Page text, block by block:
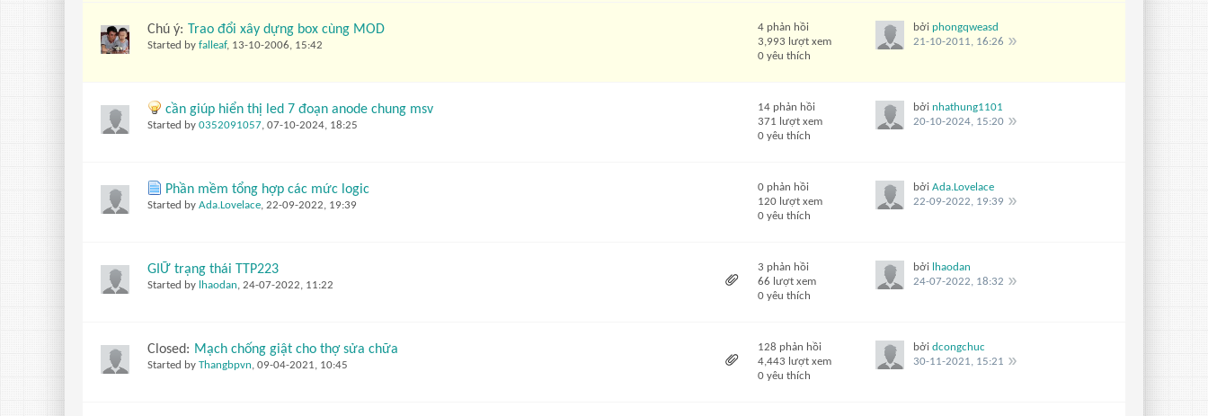
Chú ý: Trao đổi xây dựng box cùng MOD
Started by falleaf, 13-10-2006, 15:42
4 phản hồi
3,993 lượt xem
0 yêu thích
bởi phongqweasd
21-10-2011, 16:26
cần giúp hiển thị led 7 đoạn anode chung msv
Started by 0352091057, 07-10-2024, 18:25
14 phản hồi
371 lượt xem
0 yêu thích
bởi nhathung1101
20-10-2024, 15:20
Phần mềm tổng hợp các mức logic
Started by Ada.Lovelace, 22-09-2022, 19:39
0 phản hồi
120 lượt xem
0 yêu thích
bởi Ada.Lovelace
22-09-2022, 19:39
GIỮ trạng thái TTP223
Started by lhaodan, 24-07-2022, 11:22
3 phản hồi
66 lượt xem
0 yêu thích
bởi
lhaodan
24-07-2022, 18:32
Closed: Mạch chống giật cho thợ sửa chữa
Started by Thangbpvn, 09-04-2021, 10:45
128 phản hồi
4,443 lượt xem
0 yêu thích
bởi dcongchuc
30-11-2021, 15:21